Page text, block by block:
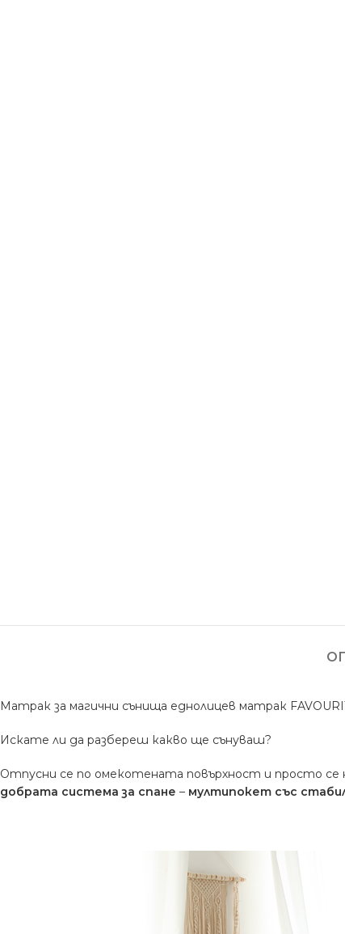
Матрак за магични сънища еднолицев матрак
Искате ли да разбереш какво ще сънуваш?
Отпусни се по омекотената повърхност и просто се
добрата система за спане – мултипокет със